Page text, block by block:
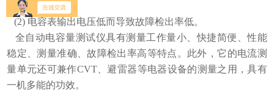
坏电容器；
(2) 电容表输出电压低而导致故障检出率低。
全自动电容量测试仪具有测量工作量小、快捷简便、性能
稳定、测量准确、故障检出率高等特点。此外，它的电流测
量单元还可兼作CVT、避雷器等电器设备的测量之用，具有
一机多能的功效。